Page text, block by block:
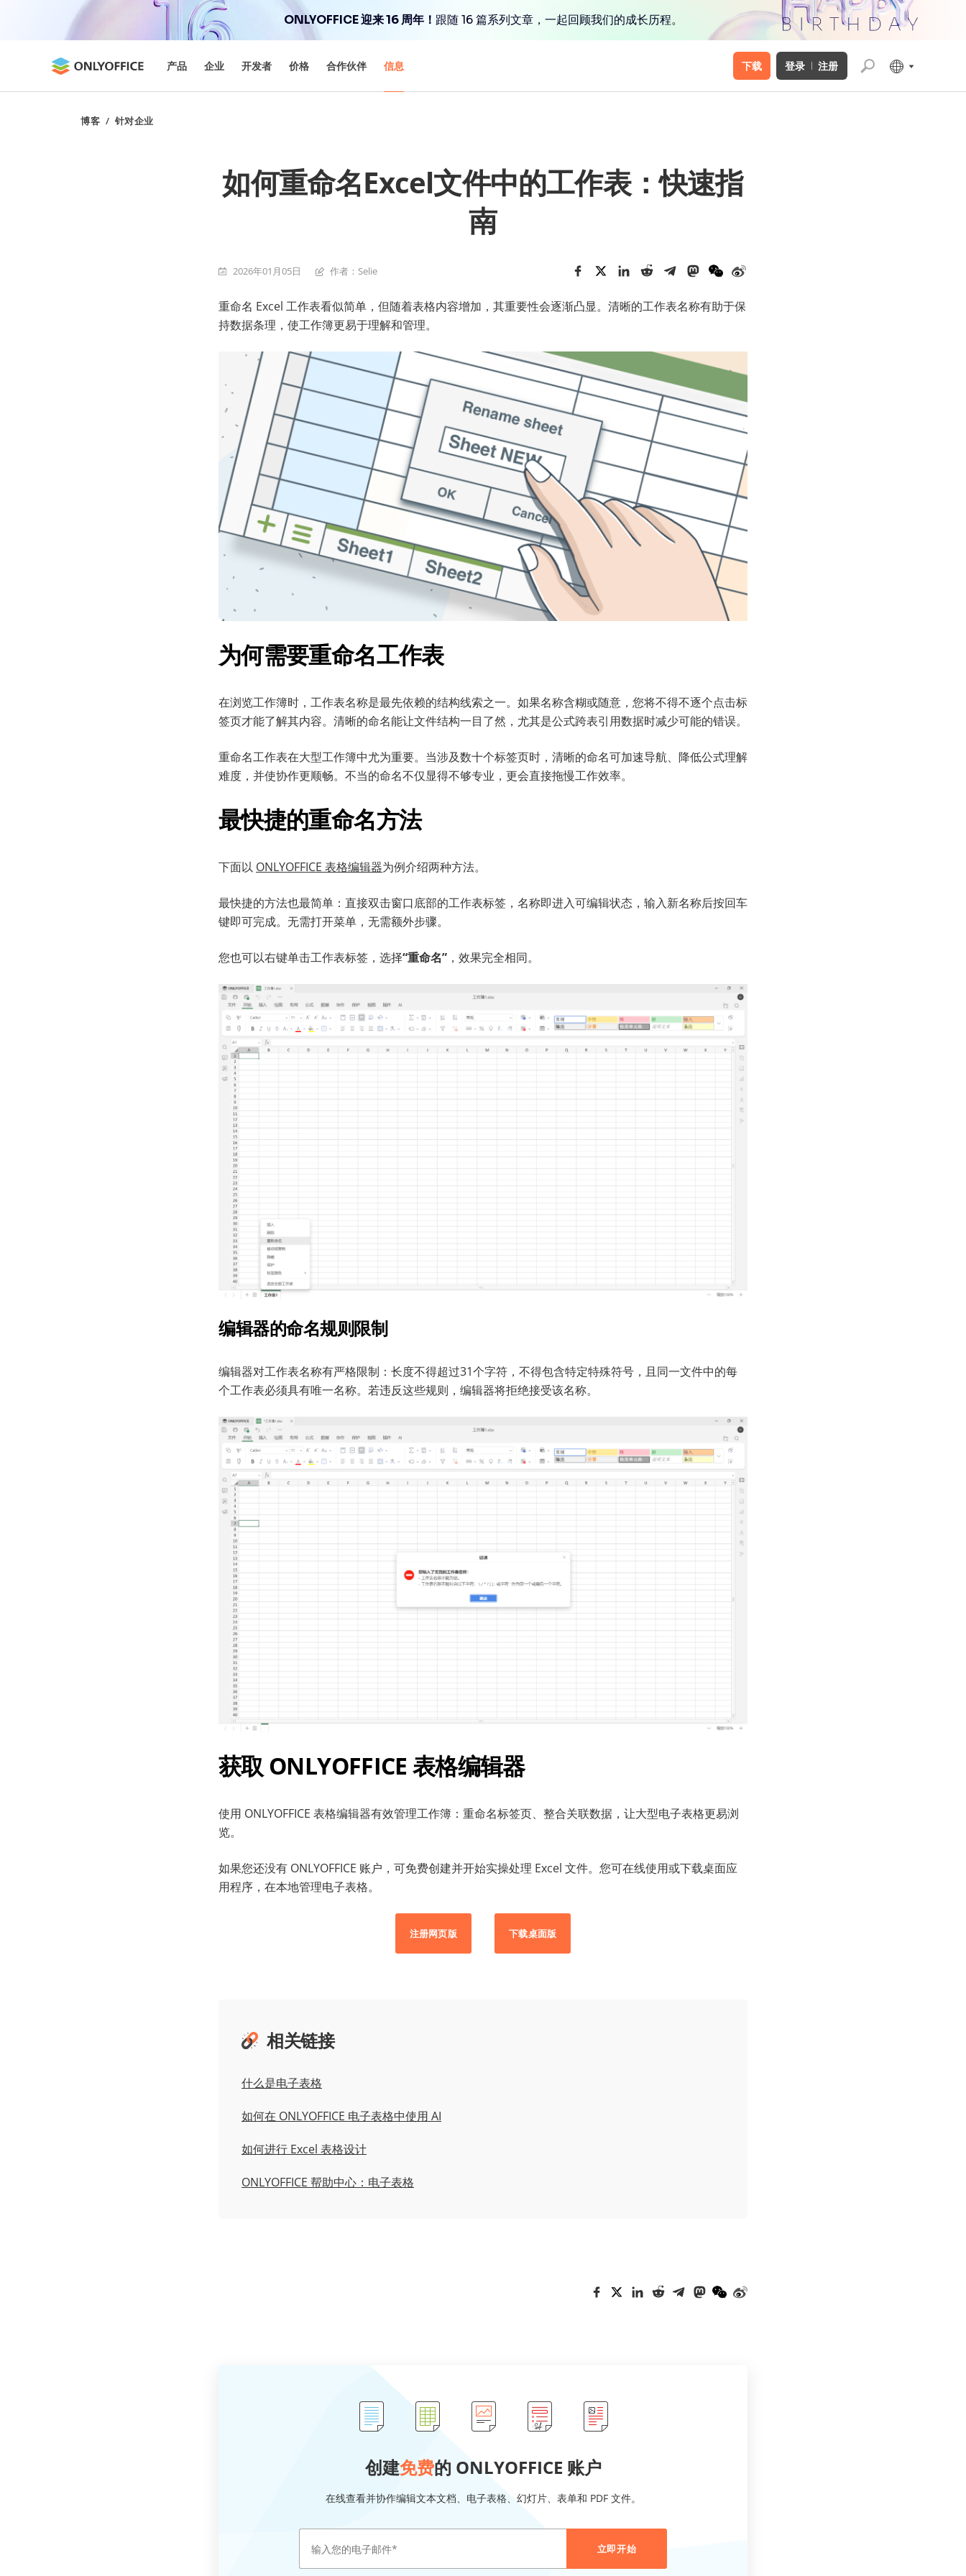
ONLYOFFICE 迎来 16 周年！ 跟随 16 篇系列文章，一起回顾我们的成长历程。
产品 企业 开发者 价格 合作伙伴 信息 下载 登录 注册
博客 / 针对企业
如何重命名Excel文件中的工作表：快速指
南
2026年01月05日 作者：Selie
重命名 Excel 工作表看似简单，但随着表格内容增加，其重要性会逐渐凸显。清晰的工作表名称有助于保
持数据条理，使工作簿更易于理解和管理。
为何需要重命名工作表
在浏览工作簿时，工作表名称是最先依赖的结构线索之一。如果名称含糊或随意，您将不得不逐个点击标
签页才能了解其内容。清晰的命名能让文件结构一目了然，尤其是公式跨表引用数据时减少可能的错误。
重命名工作表在大型工作簿中尤为重要。当涉及数十个标签页时，清晰的命名可加速导航、降低公式理解
难度，并使协作更顺畅。不当的命名不仅显得不够专业，更会直接拖慢工作效率。
最快捷的重命名方法
下面以 ONLYOFFICE 表格编辑器为例介绍两种方法。
最快捷的方法也最简单：直接双击窗口底部的工作表标签，名称即进入可编辑状态，输入新名称后按回车
键即可完成。无需打开菜单，无需额外步骤。
您也可以右键单击工作表标签，选择“重命名” ，效果完全相同。
编辑器的命名规则限制
编辑器对工作表名称有严格限制：长度不得超过31个字符，不得包含特定特殊符号，且同一文件中的每
个工作表必须具有唯一名称。若违反这些规则，编辑器将拒绝接受该名称。
获取 ONLYOFFICE 表格编辑器
使用 ONLYOFFICE 表格编辑器有效管理工作簿：重命名标签页、整合关联数据，让大型电子表格更易浏
览。
如果您还没有 ONLYOFFICE 账户，可免费创建并开始实操处理 Excel 文件。您可在线使用或下载桌面应
用程序，在本地管理电子表格。
注册网页版 下载桌面版
相关链接
什么是电子表格
如何在 ONLYOFFICE 电子表格中使用 AI
如何进行 Excel 表格设计
ONLYOFFICE 帮助中心：电子表格
创建免费的 ONLYOFFICE 账户
在线查看并协作编辑文本文档、电子表格、幻灯片、表单和 PDF 文件。
立即开始